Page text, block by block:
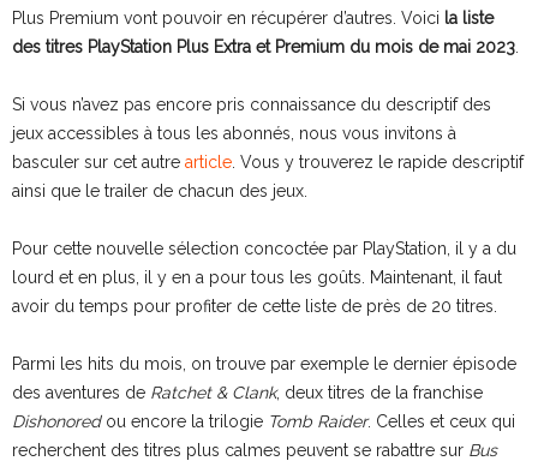
Plus Premium vont pouvoir en récupérer d’autres. Voici la liste
des titres PlayStation Plus Extra et Premium du mois de mai 2023
Si vous n’avez pas encore pris connaissance du descriptif des
jeux accessibles à tous les abonnés, nous vous invitons à
basculer sur cet autre article . Vous y trouverez le rapide descriptif
ainsi que le trailer de chacun des jeux.
Pour cette nouvelle sélection concoctée par PlayStation, il y a du
lourd et en plus, il y en a pour tous les goûts. Maintenant, il faut
avoir du temps pour profiter de cette liste de près de 20 titres.
Parmi les hits du mois, on trouve par exemple le dernier épisode
des aventures de Ratchet & Clank, deux titres de la franchise
Dishonoredou encore la trilogie Tomb Raider. Celles et ceux qui
recherchent des titres plus calmes peuvent se rabattre sur Bus